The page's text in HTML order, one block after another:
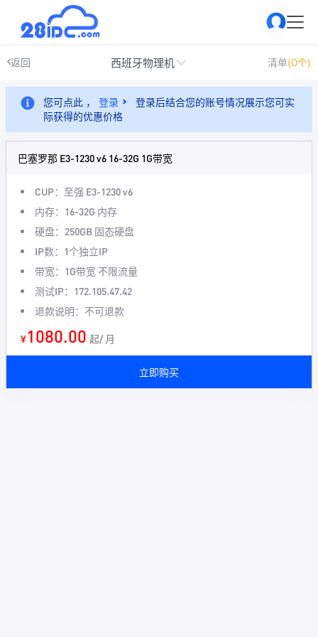
返回 西班牙物理机 清单(0个)
您可点此 ， 登录
登录后结合您的账号情况展示您可实
际获得的优惠价格
巴塞罗那 E3-1230 v6 16-32G 1G带宽
CUP：至强 E3-1230 v6
内存：16-32G 内存
硬盘：250GB 固态硬盘
IP数：1个独立IP
带宽：1G带宽 不限流量
测试IP：172.105.47.42
退款说明：不可退款
¥1080.00 起/ 月
立即购买